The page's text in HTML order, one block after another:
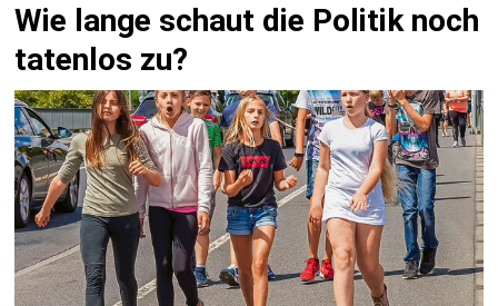
Wie lange schaut die Politik noch
tatenlos zu?